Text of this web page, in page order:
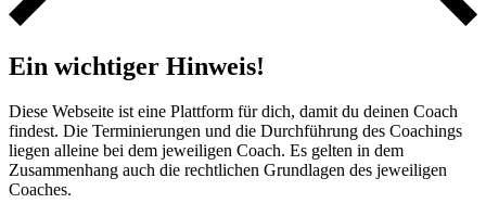
Ein wichtiger Hinweis!
Diese Webseite ist eine Plattform für dich, damit du deinen Coach
findest. Die Terminierungen und die Durchführung des Coachings
liegen alleine bei dem jeweiligen Coach. Es gelten in dem
Zusammenhang auch die rechtlichen Grundlagen des jeweiligen
Coaches.